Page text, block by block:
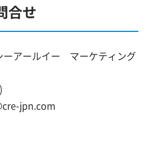
合せ
ーアールイー マーケティング
jpn.com